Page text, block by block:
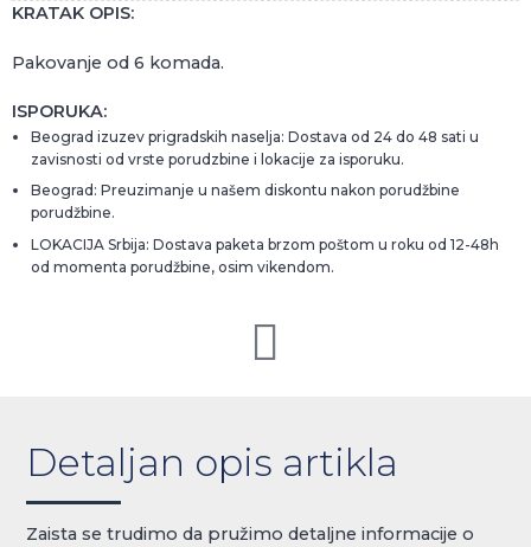
KRATAK OPIS:
Pakovanje od 6 komada.
ISPORUKA:
Beograd izuzev prigradskih naselja: Dostava od 24 do 48 sati u
zavisnosti od vrste porudzbine i lokacije za isporuku.
Beograd: Preuzimanje u našem diskontu nakon porudžbine
porudžbine.
LOKACIJA Srbija: Dostava paketa brzom poštom u roku od 12-48h
od momenta porudžbine, osim vikendom.
Detaljan opis artikla
Zaista se trudimo da pružimo detaljne informacije o